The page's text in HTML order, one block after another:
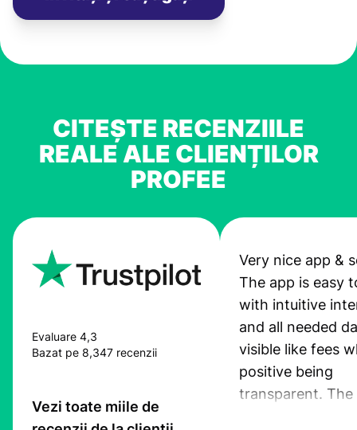
CITEȘTE RECENZIILE
REALE ALE CLIENȚILOR
PROFEE
Evaluare 4,3
Bazat pe 8,347 recenzii
Vezi toate miile de
Very nice app &
The app is easy
with intuitive
and all needed
visible like fees
positive being
transparent. The